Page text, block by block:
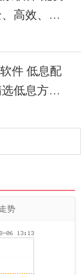
高效、专
！
低息方
！
势